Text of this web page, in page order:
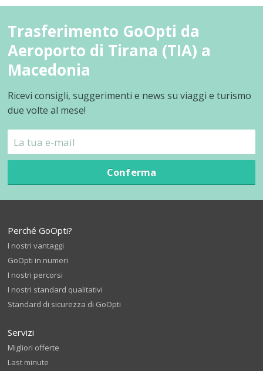
Trasferimento GoOpti da
Aeroporto di Tirana (TIA) a
Macedonia
Ricevi consigli, suggerimenti e news su viaggi e turismo
due volte al mese!
Conferma
Perché GoOpti?
I nostri vantaggi
GoOpti in numeri
I nostri percorsi
I nostri standard qualitativi
Standard di sicurezza di GoOpti
Servizi
Migliori offerte
Last minute